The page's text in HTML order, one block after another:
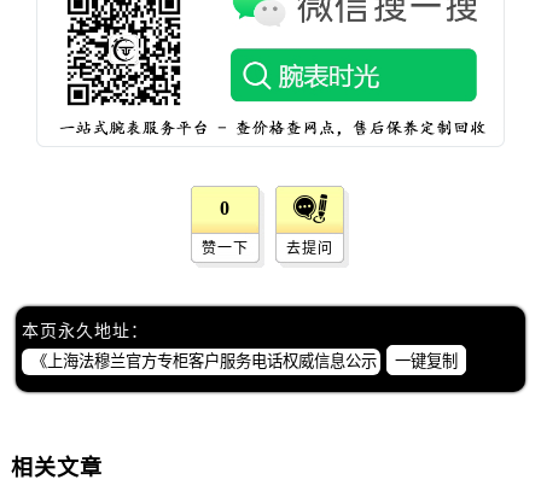
江西省南昌市红谷滩新区红谷中大道998号绿地双子塔（中央广场）A1座办公楼14层1407室法穆兰售后服务中心（需提前预约）
山东省济宁市任城区太白楼路法穆兰售后服务中心（需提前预约）
0
赞一下 去提问
本页永久地址：
一键复制
相关文章